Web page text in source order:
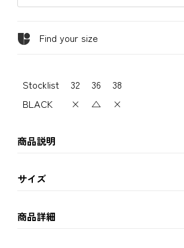
Find your size
Stocklist 32 36
38
BLACK
× △ ×
商品説明
サイズ
商品詳細